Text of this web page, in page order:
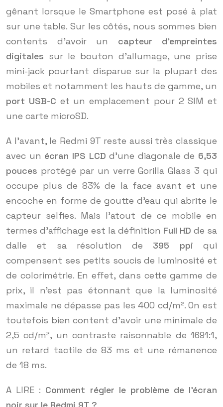
gênant lorsque le Smartphone est posé à plat
sur une table. Sur les côtés, nous sommes bien
contents d’avoir un capteur d’empreintes
digitales sur le bouton d’allumage, une prise
mini-jack pourtant disparue sur la plupart des
mobiles et notamment les hauts de gamme, un
port USB-C et un emplacement pour 2 SIM et
une carte microSD.
A l’avant, le Redmi 9T reste aussi très classique
avec un écran IPS LCD d’une diagonale de 6,53
pouces protégé par un verre Gorilla Glass 3 qui
occupe plus de 83% de la face avant et une
encoche en forme de goutte d’eau qui abrite le
capteur selfies. Mais l’atout de ce mobile en
termes d’affichage est la définition Full HD de sa
dalle et sa résolution de 395 ppi qui
compensent ses petits soucis de luminosité et
de colorimétrie. En effet, dans cette gamme de
prix, il n’est pas étonnant que la luminosité
maximale ne dépasse pas les 400 cd/m². On est
toutefois bien content d’avoir une minimale de
2,5 cd/m², un contraste raisonnable de 1691:1,
un retard tactile de 83 ms et une rémanence
de 18 ms.
A LIRE : Comment régler le problème de l’écran
noir sur le Redmi 9T ?